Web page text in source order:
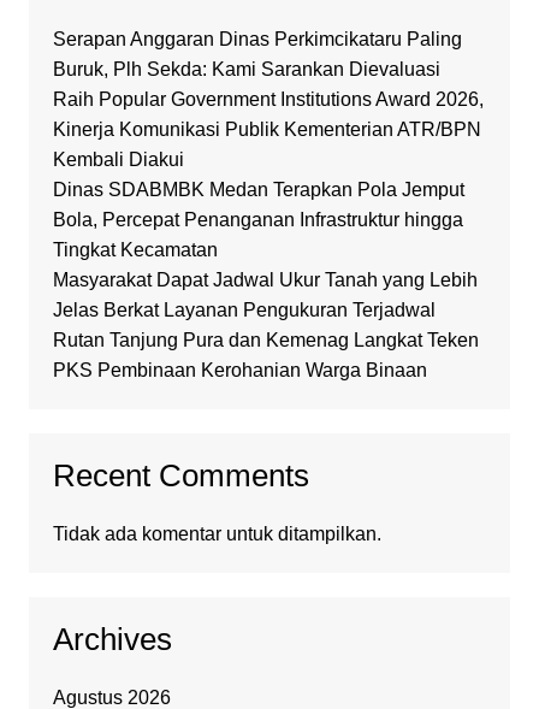
Serapan Anggaran Dinas Perkimcikataru Paling
Buruk, Plh Sekda: Kami Sarankan Dievaluasi
Raih Popular Government Institutions Award 2026,
Kinerja Komunikasi Publik Kementerian ATR/BPN
Kembali Diakui
Dinas SDABMBK Medan Terapkan Pola Jemput
Bola, Percepat Penanganan Infrastruktur hingga
Tingkat Kecamatan
Masyarakat Dapat Jadwal Ukur Tanah yang Lebih
Jelas Berkat Layanan Pengukuran Terjadwal
Rutan Tanjung Pura dan Kemenag Langkat Teken
PKS Pembinaan Kerohanian Warga Binaan
Recent Comments
Tidak ada komentar untuk ditampilkan.
Archives
Agustus 2026